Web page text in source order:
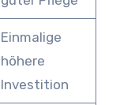
Einmalige
höhere
Investition